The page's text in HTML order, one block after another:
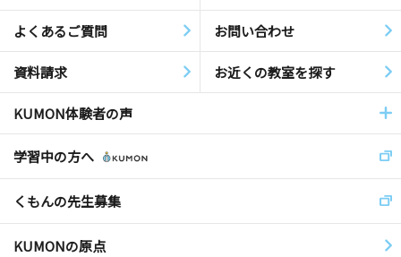
よくあるご質問 お問い合わせ
資料請求 お近くの教室を探す
KUMON体験者の声
学習中の方へ
くもんの先生募集
KUMONの原点